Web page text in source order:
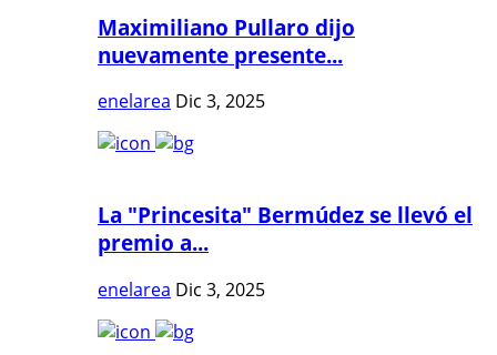
Maximiliano Pullaro dijo
nuevamente presente...
enelarea Dic 3, 2025
La "Princesita" Bermúdez se llevó el
premio a...
enelarea Dic 3, 2025